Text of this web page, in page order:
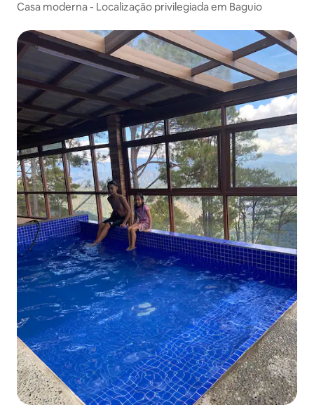
Casa moderna - Localização privilegiada em Baguio